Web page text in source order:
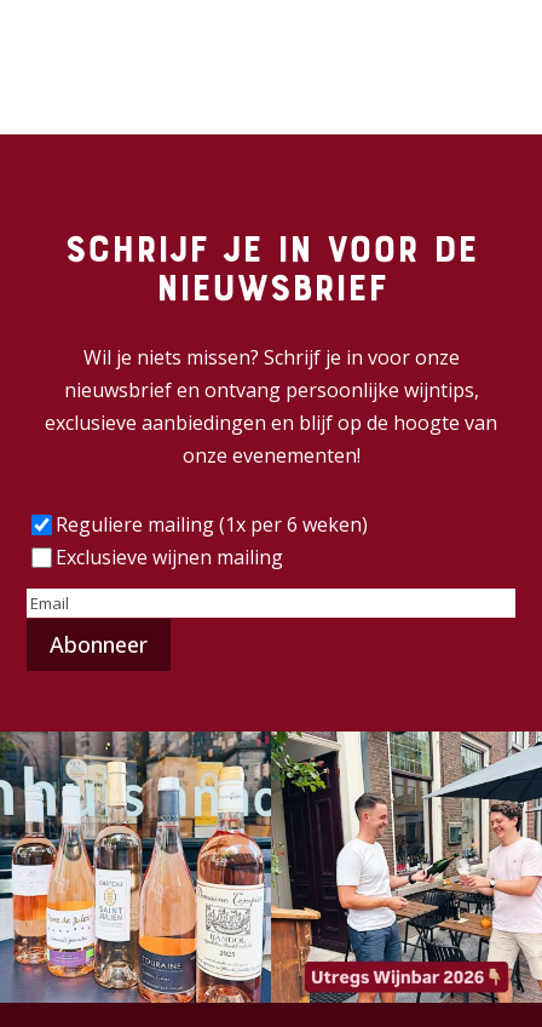
Schrijf je in voor de
nieuwsbrief
Wil je niets missen? Schrijf je in voor onze
nieuwsbrief en ontvang persoonlijke wijntips,
exclusieve aanbiedingen en blijf op de hoogte van
onze evenementen!
Frequentie(Vereist)
Reguliere mailing (1x per 6 weken)
Exclusieve wijnen mailing
E-
mailadres